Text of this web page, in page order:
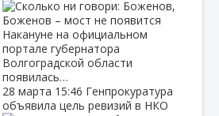
Накануне на официальном
портале губернатора
Волгоградской области
появилась…
28 марта 15:46 Генпрокуратура
объявила цель ревизий в НКО